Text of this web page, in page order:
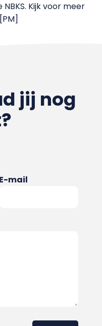
Kijk voor meer
jij nog
E-mail